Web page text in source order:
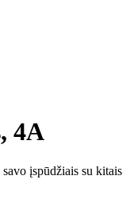
4A
įspūdžiais su kitais